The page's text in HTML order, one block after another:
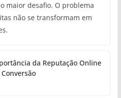
maior desafio. O problema
não se transformam em
da Reputação Online